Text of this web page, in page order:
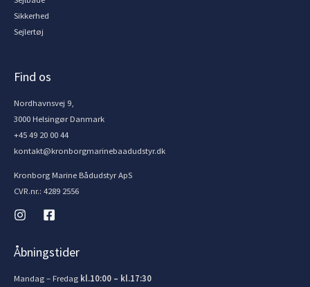
Sikkerhed
Sejlertøj
Find os
Nordhavnsvej 9,
3000 Helsingør Danmark
+45 49 20 00 44
kontakt@kronborgmarinebaadudstyr.dk
Kronborg Marine Bådudstyr ApS
CVR.nr.: 4289 2556
Åbningstider
Mandag – Fredag kl.10:00 – kl.17:30